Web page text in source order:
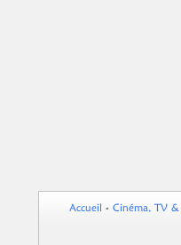
Accueil - Cinéma, TV